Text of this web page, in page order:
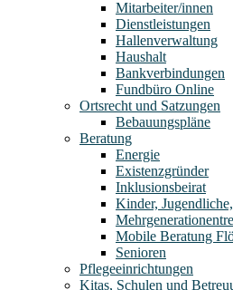
Mitarbeiter/innen
Dienstleistungen
Hallenverwaltung
Haushalt
Bankverbindungen
Fundbüro Online
Ortsrecht und Satzungen
Bebauungspläne
Beratung
Energie
Existenzgründer
Inklusionsbeirat
Kinder,
Mobile Beratung
Senioren
Pflegeeinrichtungen
Kitas, Schulen und